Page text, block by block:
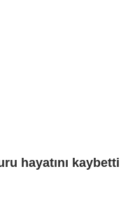
hayatını kaybetti